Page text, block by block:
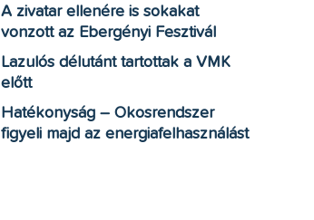
A zivatar ellenére is sokakat
vonzott az Ebergényi Fesztivál
Lazulós délutánt tartottak a VMK
előtt
Hatékonyság – Okosrendszer
figyeli majd az energiafelhasználást